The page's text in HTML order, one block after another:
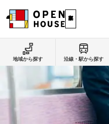
地域から探す 沿線・駅から探す